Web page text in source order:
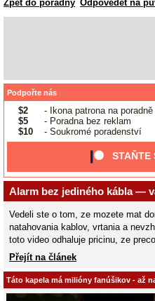
Zpět do poradny Odpovědět na
Podpořte nás
$2
- Ikona patrona na poradně
$5
- Poradna bez reklam
$10
- Soukromé poradenství
STAŇTE
Alarm bez jediného kábla —
Vedeli ste o tom, ze mozete mat
natahovania kablov, vrtania a
toto video odhaluje pricinu, ze preco
Přejít na článek
Táto kapela má milióny fanúšikov - až